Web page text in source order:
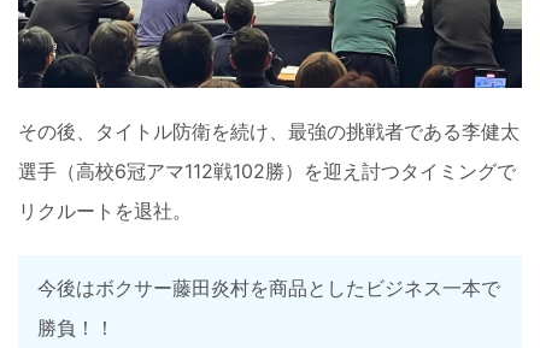
その後、タイトル防衛を続け、最強の挑戦者である李健太
選手（高校6冠アマ112戦102勝）を迎え討つタイミングで
リクルートを退社。
今後はボクサー藤田炎村を商品としたビジネス一本で
勝負！！